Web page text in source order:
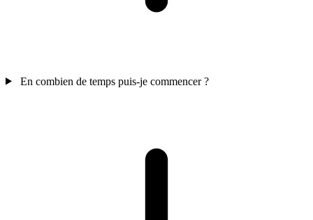
En combien de temps puis-je commencer ?